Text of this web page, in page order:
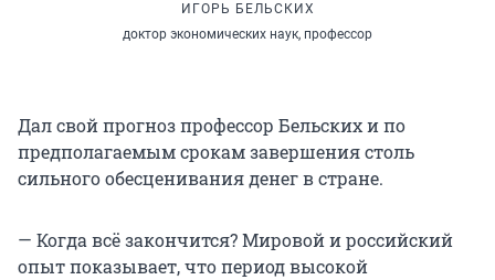
ИГОРЬ БЕЛЬСКИХ
доктор экономических наук, профессор
Дал свой прогноз профессор Бельских и по
предполагаемым срокам завершения столь
сильного обесценивания денег в стране.
— Когда всё закончится? Мировой и российский
опыт показывает, что период высокой